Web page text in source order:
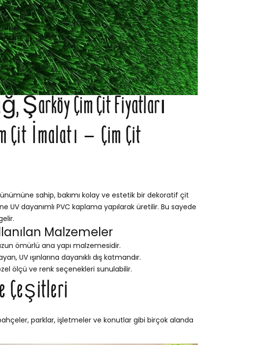
Şarköy Çim Çit Fiyatları
İmalatı – Çim Çit
sahip, bakımı kolay ve estetik bir dekoratif çit
UV dayanımlı PVC kaplama yapılarak üretilir. Bu sayede
Malzemeler
ömürlü ana yapı malzemesidir.
UV ışınlarına dayanıklı dış katmandır.
ölçü ve renk seçenekleri sunulabilir.
Çeşitleri
parklar, işletmeler ve konutlar gibi birçok alanda